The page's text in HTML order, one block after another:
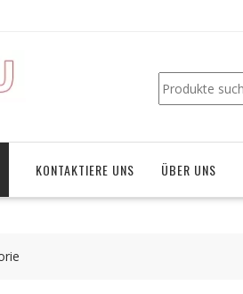
Suchen
KONTAKTIERE UNS ÜBER UNS